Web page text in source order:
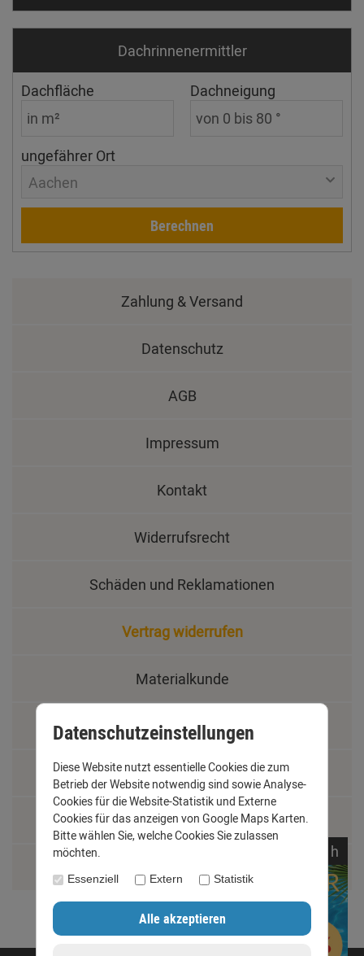
Dachrinnen­ermittler
Dachfläche Dachneigung
ungefährer Ort
Aachen
Berechnen
Zahlung & Versand
Datenschutz
AGB
Impressum
Kontakt
Widerrufsrecht
Schäden und Reklamationen
Vertrag widerrufen
Materialkunde
Fachbegriffe
Jobs
Montage und Installationshilfen
h
Datenschutzeinstellungen
Diese Website nutzt essentielle Cookies die zum
Betrieb der Website notwendig sind sowie Analyse-
Cookies für die Website-Statistik und Externe
Cookies für das anzeigen von Google Maps Karten.
Bitte wählen Sie, welche Cookies Sie zulassen
möchten.
Essenziell Extern Statistik